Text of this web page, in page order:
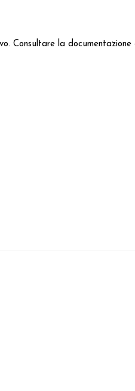
Consultare la documentazione